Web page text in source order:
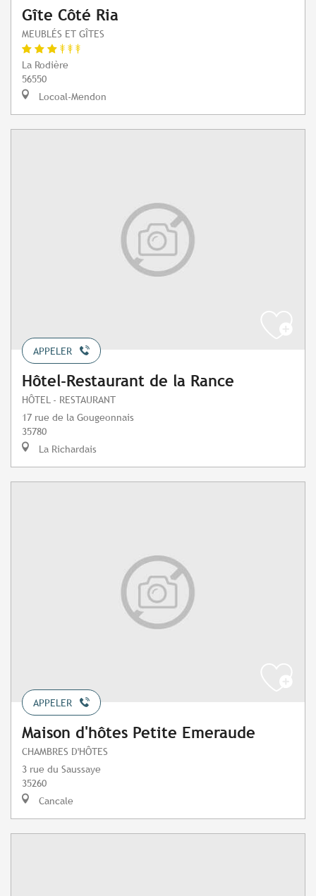
Gîte Côté Ria
MEUBLÉS ET GÎTES
La Rodière
56550
Locoal-Mendon
APPELER
Hôtel-Restaurant de la Rance
HÔTEL - RESTAURANT
17 rue de la Gougeonnais
35780
La Richardais
APPELER
Maison d'hôtes Petite Emeraude
CHAMBRES D'HÔTES
3 rue du Saussaye
35260
Cancale